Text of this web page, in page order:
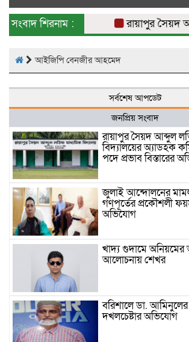
সংবাদ শিরনাম :
রায়াপুর সৈয়দ
আইজিপি বেনজীর আহমেদ
সর্বশেষ আপডেট
জনপ্রিয় সংবাদ
রায়াপুর সৈয়দ আব্দুল
বিদ্যালয়ের অ্যাডহক
পদে প্রভাব বিস্তারের
জুলাই আন্দোলনের
গণপূর্তের প্রকৌশলী
অভিযোগ
খাদ্য গুদামে
আলোচনায় শেখর
বরিশালে ডা. আমিনুলের
দখলচেষ্টার অভিযোগ